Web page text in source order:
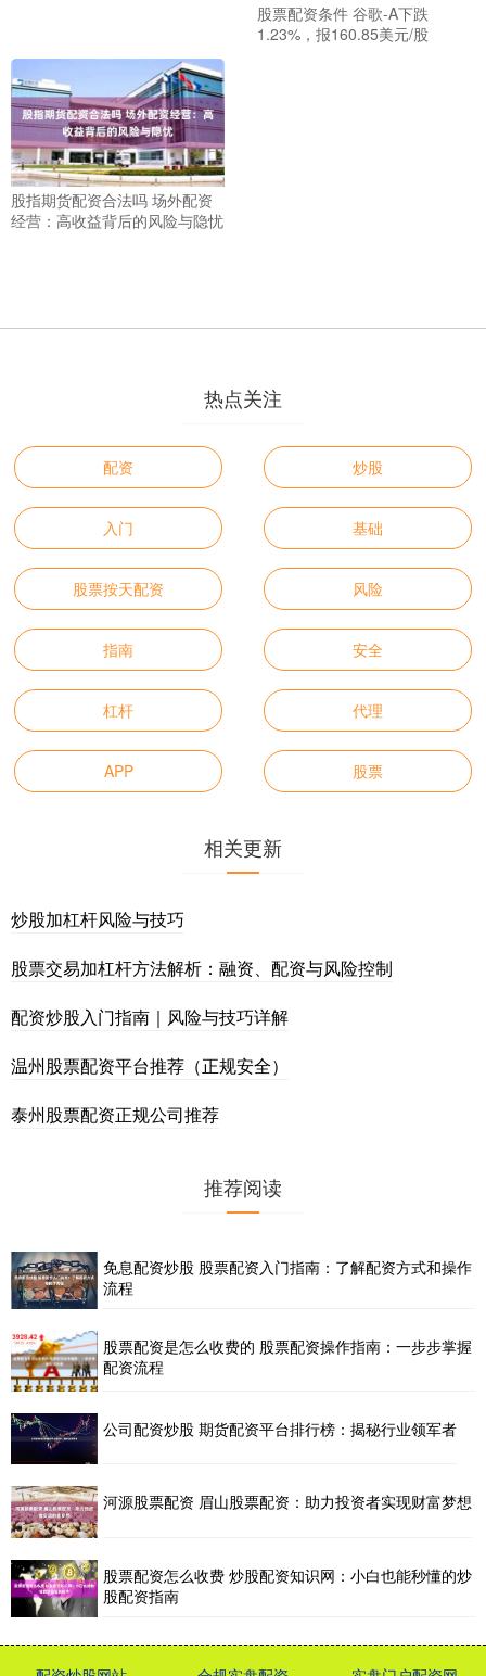
股票配资条件 谷歌-A下跌
1.23%，报160.85美元/股
股指期货配资合法吗 场外配资
经营：高收益背后的风险与隐忧
热点关注
配资 炒股
入门 基础
股票按天配资 风险
指南 安全
杠杆 代理
APP 股票
相关更新
炒股加杠杆风险与技巧
股票交易加杠杆方法解析：融资、配资与风险控制
配资炒股入门指南｜风险与技巧详解
温州股票配资平台推荐（正规安全）
泰州股票配资正规公司推荐
推荐阅读
免息配资炒股 股票配资入门指南：了解配资方式和操作
流程
股票配资是怎么收费的 股票配资操作指南：一步步掌握
配资流程
公司配资炒股 期货配资平台排行榜：揭秘行业领军者
河源股票配资 眉山股票配资：助力投资者实现财富梦想
股票配资怎么收费 炒股配资知识网：小白也能秒懂的炒
股配资指南